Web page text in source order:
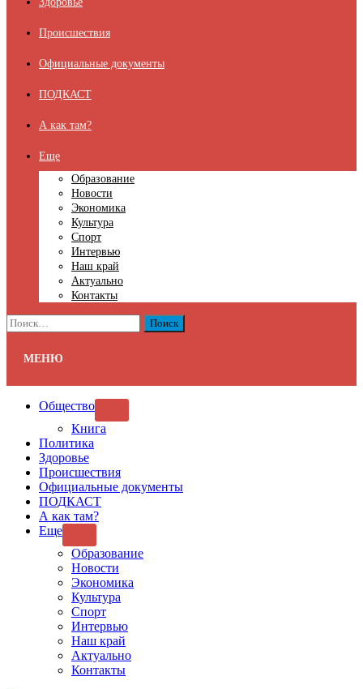
Происшествия
Официальные документы
ПОДКАСТ
А как там?
Еще
Образование
Новости
Экономика
Культура
Спорт
Интервью
Наш край
Актуально
Контакты
Найти:
МЕНЮ
Общество
Книга
Политика
Здоровье
Происшествия
Официальные документы
ПОДКАСТ
А как там?
Еще
SUB
MENU
Образование
Новости
Экономика
Культура
Спорт
Интервью
Наш край
Актуально
Контакты